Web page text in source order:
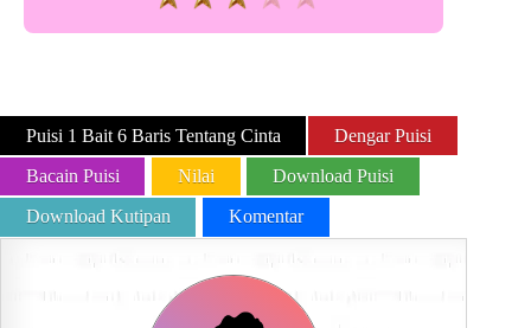
Puisi 1 Bait 6 Baris Tentang Cinta Dengar Puisi
Bacain Puisi Nilai Download Puisi
Download Kutipan Komentar